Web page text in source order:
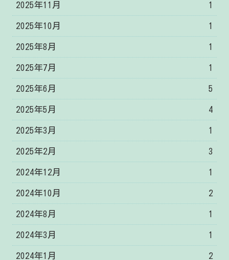
2025年11月 1
2025年10月 1
2025年8月 1
2025年7月 1
2025年6月 5
2025年5月 4
2025年3月 1
2025年2月 3
2024年12月 1
2024年10月 2
2024年8月 1
2024年3月 1
2024年1月 2